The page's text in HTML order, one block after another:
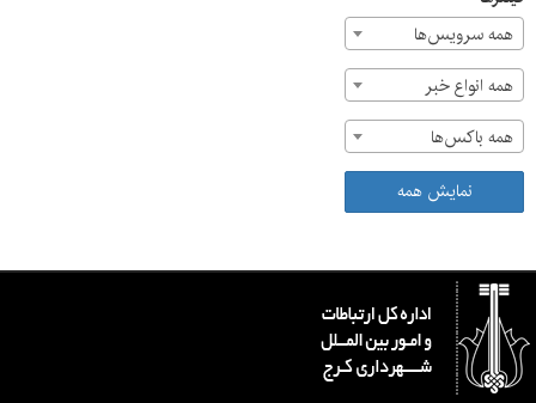
همه سرویس‌ها
همه انواع خبر
همه باکس‌ها
نمایش همه